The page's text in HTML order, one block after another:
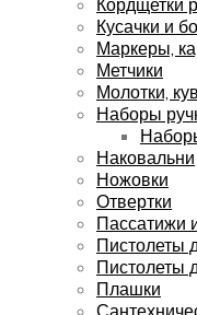
Кусачки и
Маркеры,
Метчики
Молотки,
Наборы
Наковальни
Ножовки
Отвертки
Пассатижи
Пистолеты
Пистолеты
Плашки